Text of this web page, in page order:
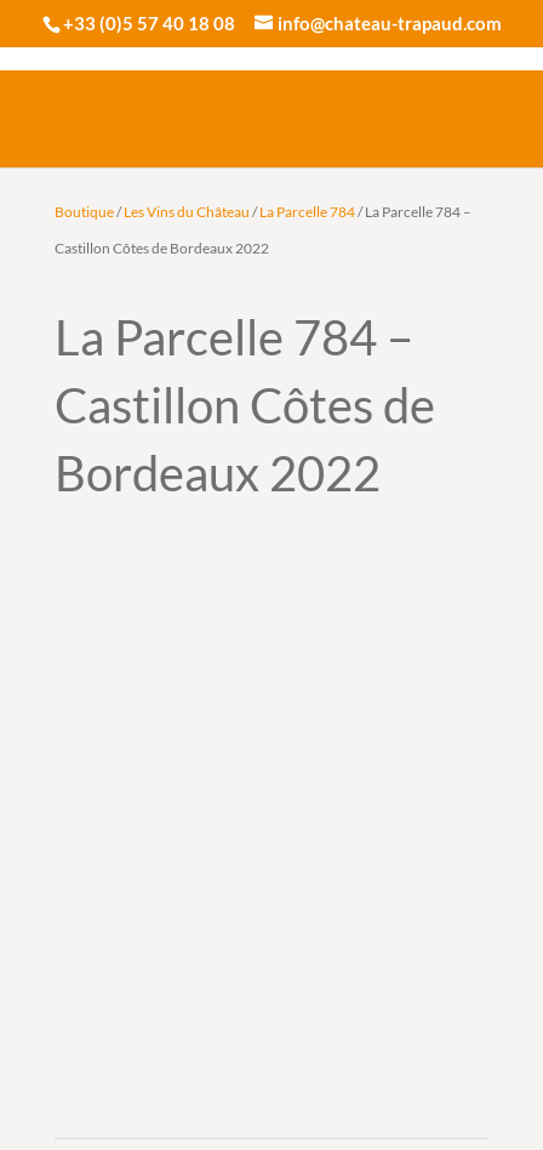
+33 (0)5 57 40 18 08 info@chateau-trapaud.com
Boutique/Les Vins du Château /La Parcelle 784/ La Parcelle 784 –
Castillon Côtes de Bordeaux 2022
La Parcelle 784 –
Castillon Côtes de
Bordeaux 2022